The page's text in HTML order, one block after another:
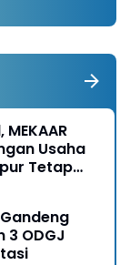
Usaha
Tetap
3 ODGJ